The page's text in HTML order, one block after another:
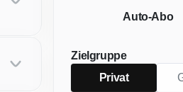
Auto-Abo
Zielgruppe
Privat